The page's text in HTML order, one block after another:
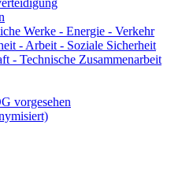
Werke - Energie - Verkehr
- Arbeit - Soziale Sicherheit
- Technische Zusammenarbeit
vorgesehen